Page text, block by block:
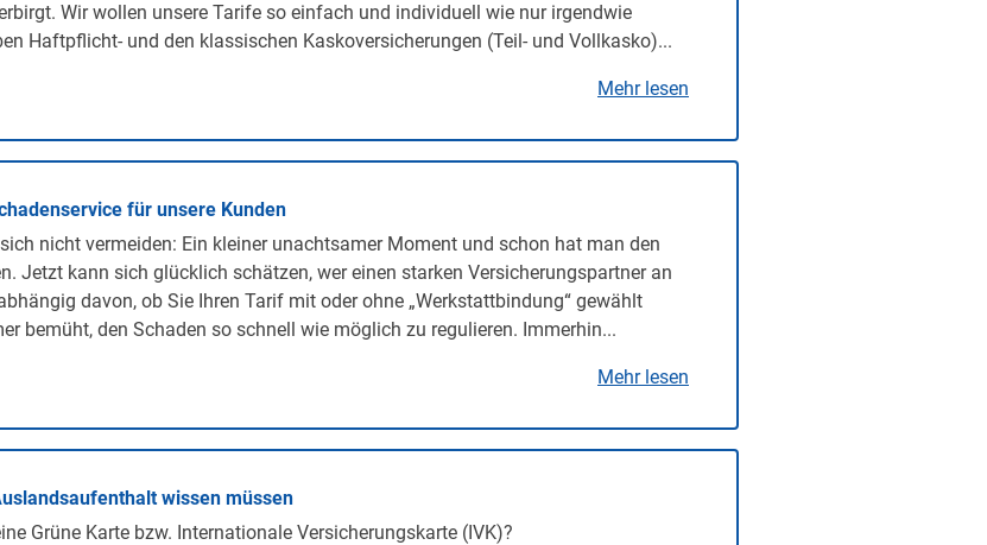
Wir wollen unsere Tarife so einfach und individuell wie nur irgendwie
Haftpflicht- und den klassischen Kaskoversicherungen (Teil- und Vollkasko)...
Mehr lesen
für unsere Kunden
nicht vermeiden: Ein kleiner unachtsamer Moment und schon hat man den
Jetzt kann sich glücklich schätzen, wer einen starken Versicherungspartner an
davon, ob Sie Ihren Tarif mit oder ohne „Werkstattbindung“ gewählt
bemüht, den Schaden so schnell wie möglich zu regulieren. Immerhin...
Mehr lesen
wissen müssen
Grüne Karte bzw. Internationale Versicherungskarte (IVK)?